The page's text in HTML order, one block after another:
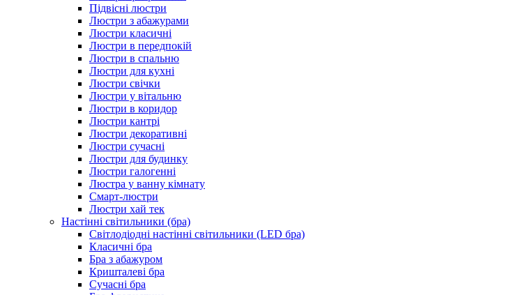
Підвісні люстри
Люстри з абажурами
Люстри класичні
Люстри в передпокій
Люстри в спальню
Люстри для кухні
Люстри свічки
Люстри у вітальню
Люстри в коридор
Люстри кантрі
Люстри декоративні
Люстри сучасні
Люстри для будинку
Люстри галогенні
Люстра у ванну кімнату
Смарт-люстри
Люстри хай тек
Настінні світильники (бра)
Світлодіодні настінні світильники (LED бра)
Класичні бра
Бра з абажуром
Кришталеві бра
Сучасні бра